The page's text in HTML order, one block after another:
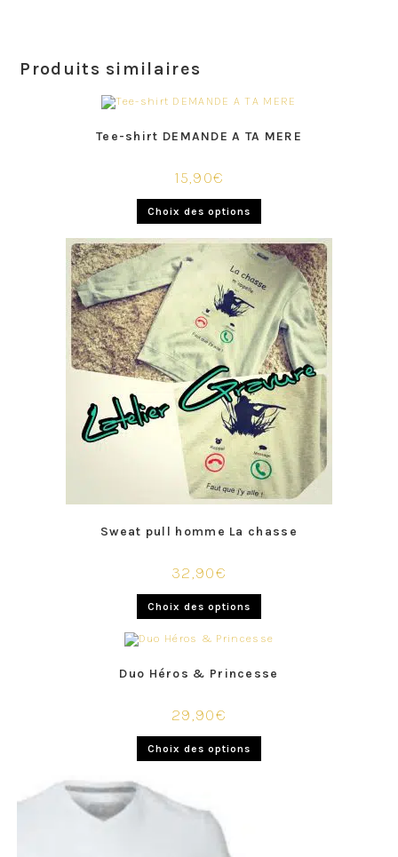
Produits similaires
Tee-shirt DEMANDE A TA MERE
15,90€
Choix des options
Sweat pull homme La chasse
32,90€
Choix des options
Duo Héros & Princesse
29,90€
Choix des options